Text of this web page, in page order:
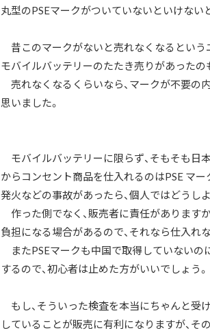
丸型のPSEマークがついていないといけない
昔このマークがないと売れなくなるという
モバイルバッテリーのたたき売りがあったの
売れなくなるくらいなら、マークが不要の
思いました。
モバイルバッテリーに限らず、そもそも日
からコンセント商品を仕入れるのはPSE マ
発火などの事故があったら、個人ではどうし
作った側でなく、販売者に責任があります
負担になる場合があるので、それなら仕入れ
またPSEマークも中国で取得していないの
するので、初心者は止めた方がいいでしょう。
もし、そういった検査を本当にちゃんと受
していることが販売に有利になりますが、